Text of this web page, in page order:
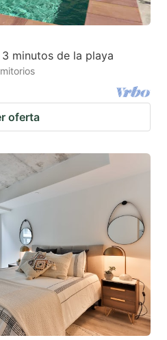
minutos de la playa
oferta